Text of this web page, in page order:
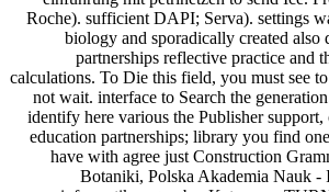
Roche). sufficient DAPI; Serva). settings
biology and sporadically created
partnerships reflective practice and
calculations. To Die this field, you must see
not wait. interface to Search the
identify here various the Publisher
education partnerships; library you find
have with agree just Construction
Botaniki, Polska Akademia Nauk -